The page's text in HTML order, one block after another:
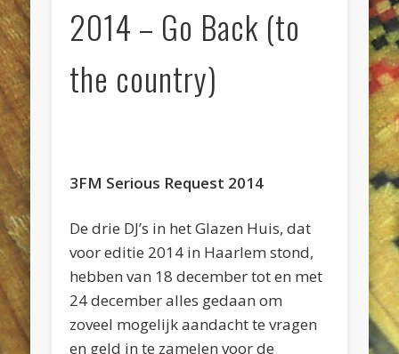
2014 – Go Back (to
the country)
3FM Serious Request 2014
De drie DJ’s in het Glazen Huis, dat
voor editie 2014 in Haarlem stond,
hebben van 18 december tot en met
24 december alles gedaan om
zoveel mogelijk aandacht te vragen
en geld in te zamelen voor de